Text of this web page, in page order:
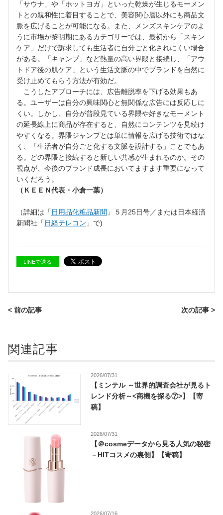
「サウナ」や「ホットヨガ」といった乾燥が生じるモーメン
トとの親和性に着目することで、美容関心層以外にも商品文
脈を広げることが可能になる。また、メンズスキンケアのよ
うに市場が黎明期にあるカテゴリーでは、最初から「スキン
ケア」だけで訴求しても生活者に自分ごと化されにくい場合
がある。「キャンプ」など熱量の高い界隈と接続し、「アウ
トドア後の肌ケア」という生活文脈の中でブランドを自然に
受け止めてもらう方法が有効だ。
こうしたアプローチには、広告離脱率を下げる効果もあ
る。ユーザーは自分の興味関心と無関係な広告には反応しに
くい。しかし、自分が普段見ている界隈や好きなモーメント
の延長線上に商品が存在すると、自然にコンテンツを見続け
やすくなる。界隈ジャンプとは単に情報を広げる技術ではな
く、「生活者が自分ごと化する文脈を設計する」ことでもあ
る。どの界隈と接続すると新しい共感が生まれるのか。その
視点が、今後のブランド成長においてますます重要になって
いくだろう。
（ＫＥＥＮ代表・小倉一葉）
（詳細は「 日用品化粧品新聞 」５月25日号／または日本経済
新聞社「 日経テレコン 」で)
LINEで送る
< 前の記事 次の記事 >
関連記事
2026/07/31
【ミンテル ～世界的調査会社が見るト
レンド分析～<商機を探る⑦>】【寄
稿】
2026/07/31
【＠cosmeデータから見る人気の秘密
－HITコスメの裏側】【寄稿】
2026/07/16